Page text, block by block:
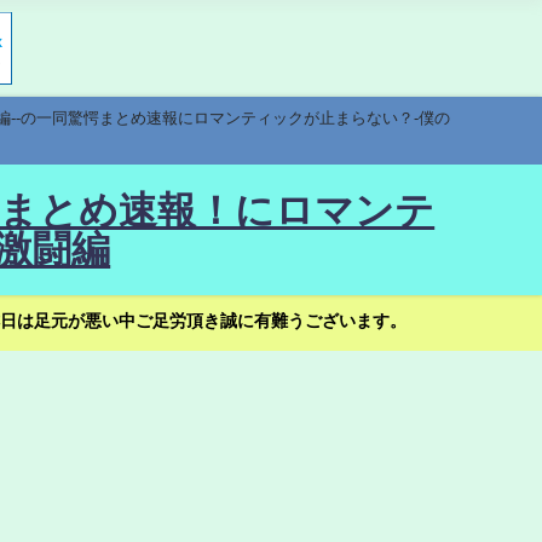
の一同驚愕まとめ速報にロマンティックが止まらない？-僕の
とめ速報！にロマンテ
闘編
足元が悪い中ご足労頂き誠に有難うございます。